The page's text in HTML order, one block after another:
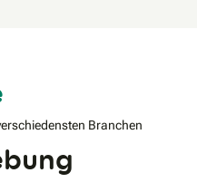
Branchen